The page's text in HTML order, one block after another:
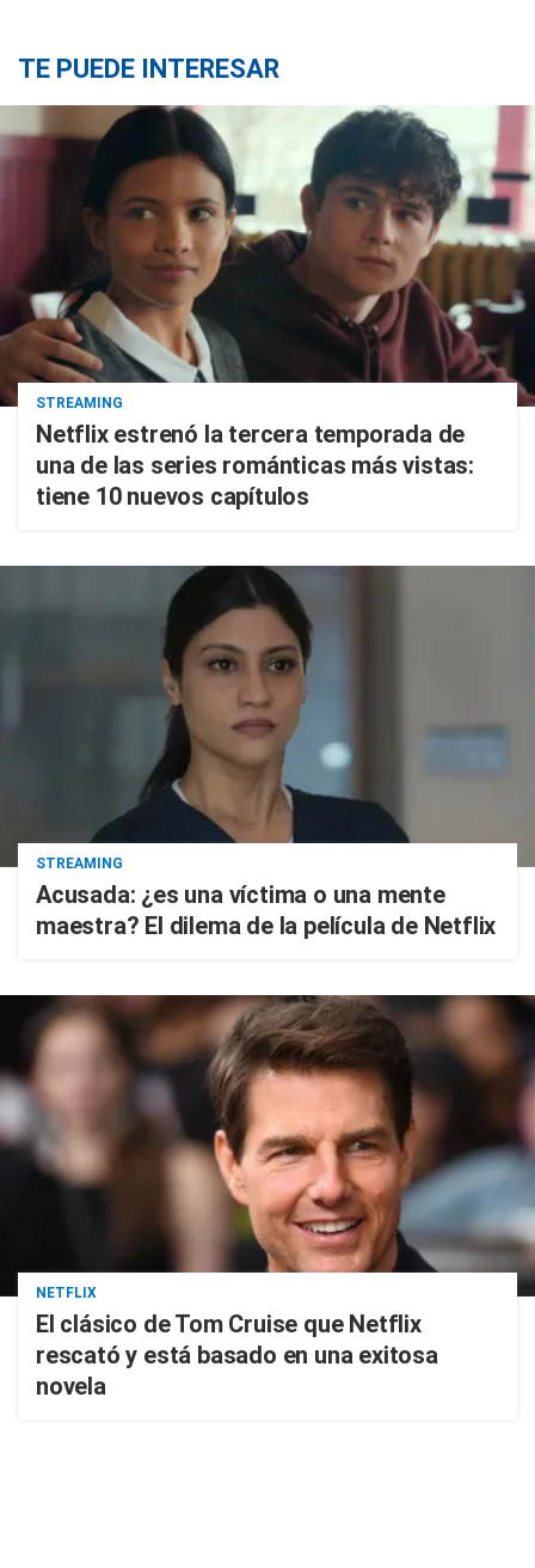
TE PUEDE INTERESAR
STREAMING
Netflix estrenó la tercera temporada de
una de las series románticas más vistas:
tiene 10 nuevos capítulos
STREAMING
Acusada: ¿es una víctima o una mente
maestra? El dilema de la película de Netflix
NETFLIX
El clásico de Tom Cruise que Netflix
rescató y está basado en una exitosa
novela